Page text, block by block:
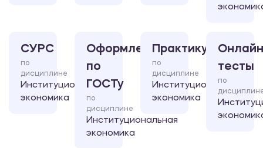
СУРС
по
дисциплине
Институциональная
экономика
Оформление
по
ГОСТу
по
дисциплине
Институциональная
экономика
Практикум
по
дисциплине
Институциональная
экономика
тесты
по